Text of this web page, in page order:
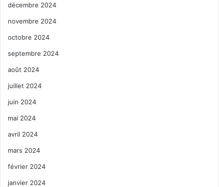
décembre 2024
novembre 2024
octobre 2024
septembre 2024
août 2024
juillet 2024
juin 2024
mai 2024
avril 2024
mars 2024
février 2024
janvier 2024